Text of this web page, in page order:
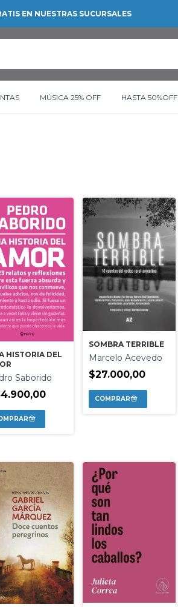
EN NUESTRAS SUCURSALES
MÚSICA 25% OFF HASTA 50%OFF
HISTORIA DEL
Saborido
SOMBRA TERRIBLE
Marcelo Acevedo
$27.000,00